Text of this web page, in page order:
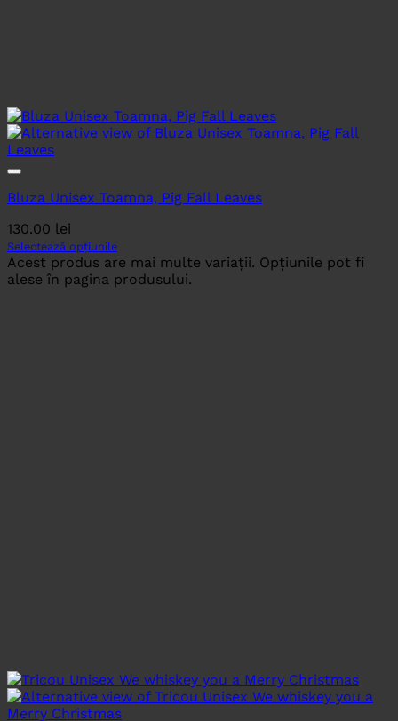
Bluza Unisex Toamna, Pig Fall Leaves
130.00 lei
Selectează opțiunile
Acest produs are mai multe variații. Opțiunile pot fi
alese în pagina produsului.